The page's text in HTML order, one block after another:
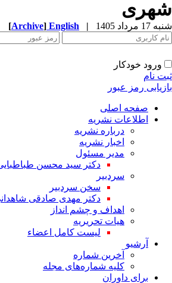
مرداد 1405 |
English
[Archive]
ورود خودکار
نام
رمز عبور
صفحه اصلی
اطلاعات نشریه
درباره نشریه
اخبار نشریه
مدیر مسئول
دکتر سید محسن طباطبایی
سردبیر
سخن سردبیر
دکتر مهدی صادقی شاهدانی
اهداف و چشم انداز
هیات تحریریه
لیست کامل اعضاء
آرشیو
آخرین شماره
کلیه شماره‌های مجله
برای داوران